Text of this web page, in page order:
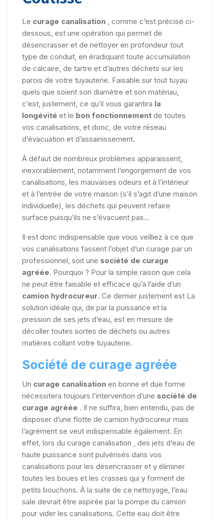
Le curage canalisation , comme c’est précisé ci-
dessous, est une opération qui permet de
désencrasser et de nettoyer en profondeur tout
type de conduit, en éradiquant toute accumulation
de calcaire, de tartre et d’autres déchets sur les
parois de votre tuyauterie. Faisable sur tout tuyau
quels que soient son diamètre et son matériau,
c’est, justement, ce qu’il vous garantira la
longévité et le bon fonctionnement de toutes
vos canalisations, et donc, de votre réseau
d’évacuation et d’assainissement.
À défaut de nombreux problèmes apparaissent,
inexorablement, notamment l’engorgement de vos
canalisations, les mauvaises odeurs et à l’intérieur
et à l’entrée de votre maison (s’il s’agit d’une maison
individuelle), les déchets qui peuvent refaire
surface puisqu’ils ne s’évacuent pas...
Il est donc indispensable que vous veilliez à ce que
vos canalisations fassent l’objet d’un curage par un
professionnel, soit une société de curage
agréée. Pourquoi ? Pour la simple raison que cela
ne peut être faisable et efficace qu’à l’aide d’un
camion hydrocureur. Ce dernier justement est La
solution idéale qui, de par la puissance et la
pression de ses jets d’eau, est en mesure de
décoller toutes sortes de déchets ou autres
matières collant votre tuyauterie.
Société de curage agréée
Un curage canalisation en bonne et due forme
nécessitera toujours l’intervention d’une société de
curage agréée . Il ne suffira, bien entendu, pas de
disposer d’une flotte de camion hydrocureur mais
l’agrément se veut indispensable également. En
effet, lors du curage canalisation , des jets d’eau de
haute puissance sont pulvérisés dans vos
canalisations pour les désencrasser et y éliminer
toutes les boues et les crasses qui y forment de
petits bouchons. À la suite de ce nettoyage, l’eau
sale devrait être aspirée par la pompe du camion
pour vider les canalisations. Cette eau doit être